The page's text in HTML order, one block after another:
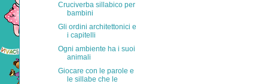
Cruciverba sillabico per
bambini
Gli ordini architettonici e
i capitelli
Ogni ambiente ha i suoi
animali
Giocare con le parole e
le sillabe che le